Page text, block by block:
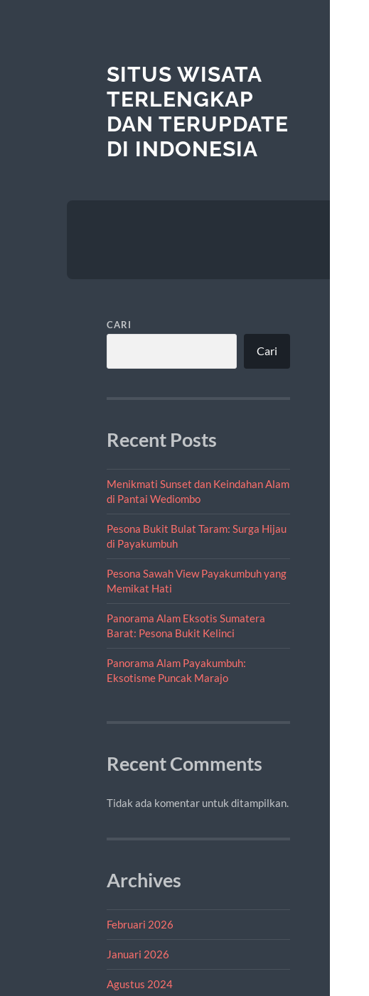
SITUS WISATA
TERLENGKAP
DAN TERUPDATE
DI INDONESIA
CARI
Cari
Recent Posts
Menikmati Sunset dan Keindahan Alam
di Pantai Wediombo
Pesona Bukit Bulat Taram: Surga Hijau
di Payakumbuh
Pesona Sawah View Payakumbuh yang
Memikat Hati
Panorama Alam Eksotis Sumatera
Barat: Pesona Bukit Kelinci
Panorama Alam Payakumbuh:
Eksotisme Puncak Marajo
Recent Comments
Tidak ada komentar untuk ditampilkan.
Archives
Februari 2026
Januari 2026
Agustus 2024